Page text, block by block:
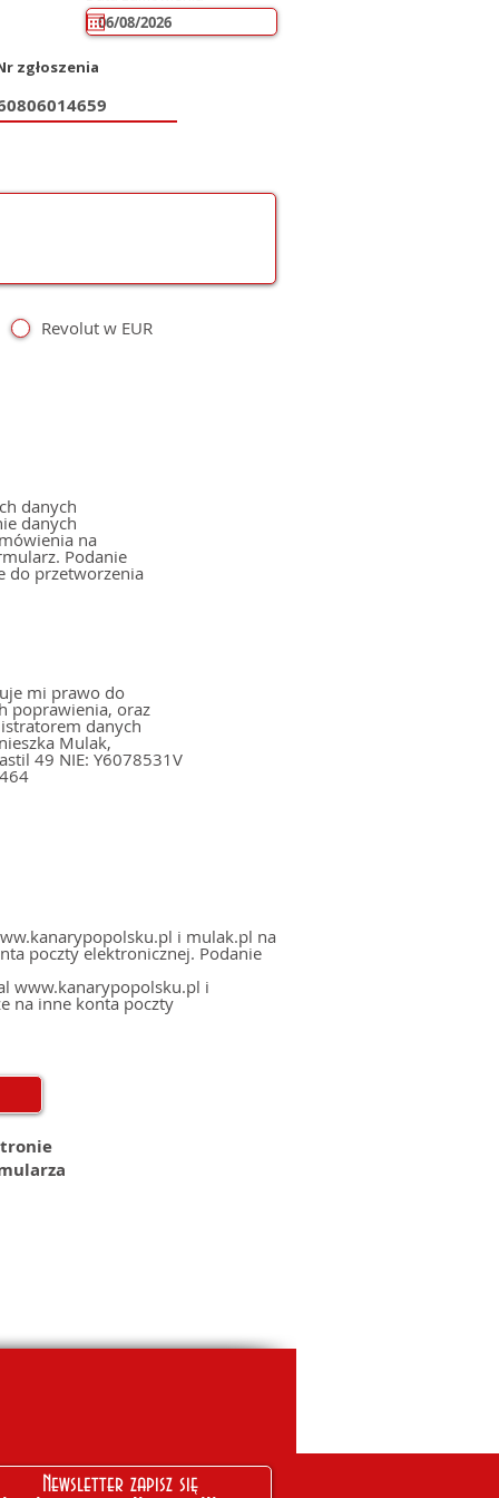
zgłoszenia
Revolut w EUR
danych
danych
na
Podanie
do przetworzenia
mi prawo do
poprawienia, oraz
danych
i mulak.pl na
elektronicznej. Podanie
www.kanarypopolsku.pl i
na inne konta poczty
Newsletter zapisz się